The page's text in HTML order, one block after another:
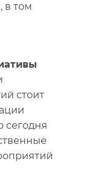
в том
стоит
сегодня